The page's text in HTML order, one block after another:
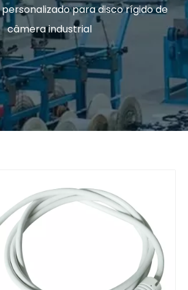
personalizado para disco rígido de
câmera industrial